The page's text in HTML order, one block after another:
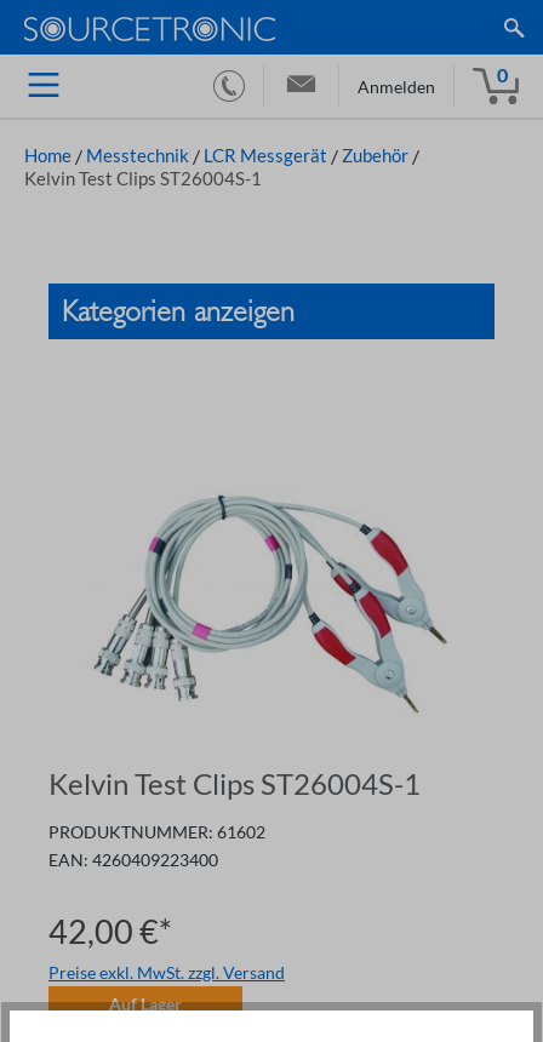
Anmelden
0
Home / Messtechnik / LCR Messgerät / Zubehör /
Kelvin Test Clips ST26004S-1
Kategorien anzeigen
Kelvin Test Clips ST26004S-1
PRODUKTNUMMER: 61602
EAN: 4260409223400
42,00 €*
Preise exkl. MwSt. zzgl. Versand
Auf Lager